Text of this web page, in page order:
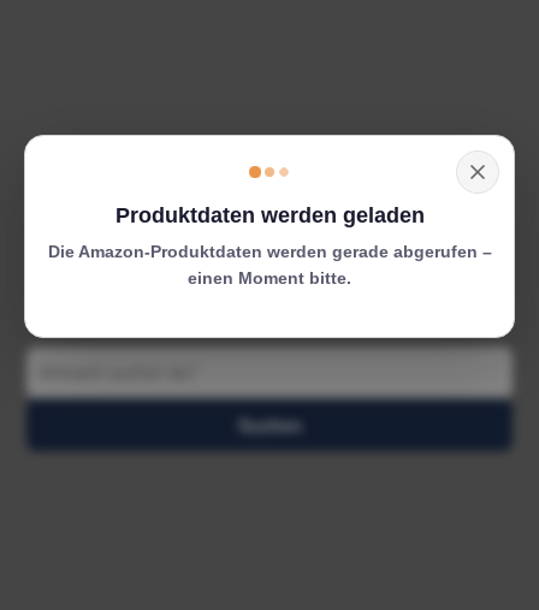
Suchen
Produktdaten werden geladen
Die Amazon-Produktdaten werden gerade abgerufen –
einen Moment bitte.